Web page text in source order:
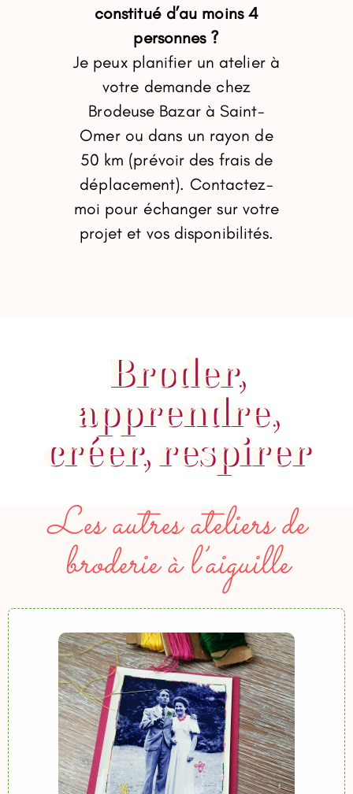
constitué d’au moins 4
personnes ?
Je peux planifier un atelier à
votre demande chez
Brodeuse Bazar à Saint-
Omer ou dans un rayon de
50 km (prévoir des frais de
déplacement). Contactez-
moi pour échanger sur votre
projet et vos disponibilités.
Broder,
apprendre,
créer, respirer
Les autres ateliers de
broderie à l’aiguille